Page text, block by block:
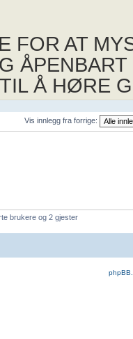
FOR AT
Å HØRE
Vis innlegg fra forrige:
brukere og 2 gjester